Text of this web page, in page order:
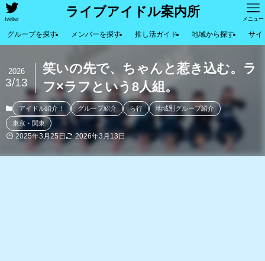
ライブアイドル案内所
twitter メニュー
グループを探す メンバーを探す 推し活ガイド 地域から探す サイ
笑いの先で、ちゃんと惹き込む。ラ
フ×ラフという8人組。
2026
3/13
アイドル紹介！ グループ紹介 ら行 地域別グループ紹介
東京・関東
2025年3月25日 2026年3月13日